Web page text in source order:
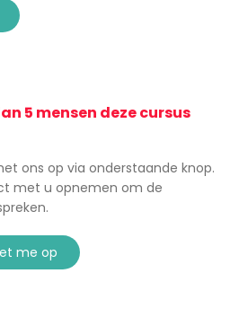
5 mensen deze cursus
ons op via onderstaande knop.
met u opnemen om de
me op